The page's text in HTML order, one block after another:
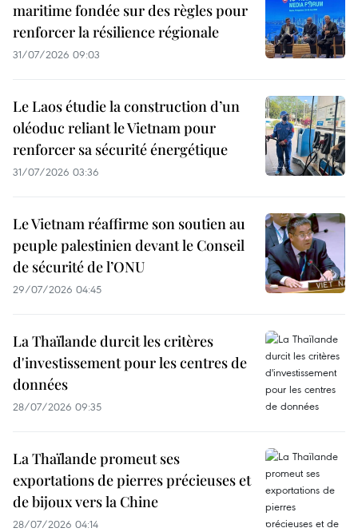
maritime fondée sur des règles pour
renforcer la résilience régionale
31/07/2026 09:03
Le Laos étudie la construction d’un
oléoduc reliant le Vietnam pour
renforcer sa sécurité énergétique
31/07/2026 03:36
Le Vietnam réaffirme son soutien au
peuple palestinien devant le Conseil
de sécurité de l’ONU
29/07/2026 04:45
La Thaïlande durcit les critères
d'investissement pour les centres de
données
28/07/2026 09:35
La Thaïlande promeut ses
exportations de pierres précieuses et
de bijoux vers la Chine
28/07/2026 04:14